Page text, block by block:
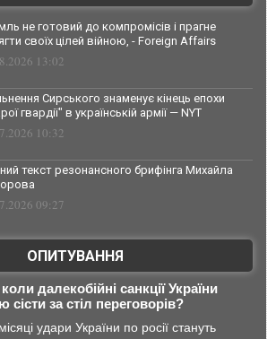
не готовий до компромісів і прагне
своїх цілей війною, - Foreign Affairs
13:02
Сирського знаменує кінець епохи
гвардії" в українській армії — NYT
10:32
текст резонансного брифінга Михайла
09:27
ОПИТУВАННЯ
далекобійні санкції України
сісти за стіл переговорів?
удари України по росії стануть